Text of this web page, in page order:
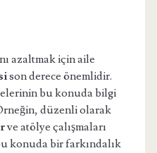
azaltmak için aile
son derece önemlidir.
bu konuda bilgi
düzenli olarak
ve atölye çalışmaları
konuda bir farkındalık